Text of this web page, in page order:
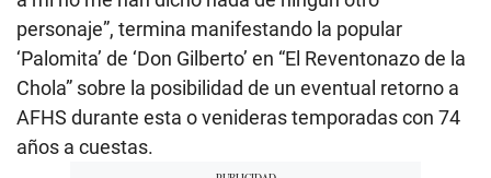
personaje”, termina manifestando la popular
‘Palomita’ de ‘Don Gilberto’ en “El Reventonazo de la
Chola” sobre la posibilidad de un eventual retorno a
AFHS durante esta o venideras temporadas con 74
años a cuestas.